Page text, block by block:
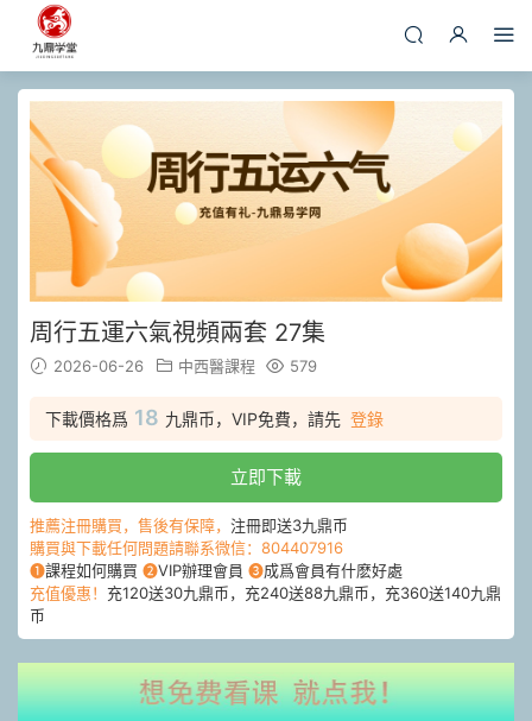
周行五運六氣視頻兩套 27集
2026-06-26 中西醫課程 579
下載價格爲 18 九鼎币，VIP免費，請先 登錄
立即下載
推薦注冊購買，售後有保障， 注冊即送3九鼎币
購買與下載任何問題請聯系微信：804407916
❶課程如何購買 ❷VIP辦理會員 ❸成爲會員有什麽好處
充值優惠！ 充120送30九鼎币，充240送88九鼎币，充360送140九鼎
币